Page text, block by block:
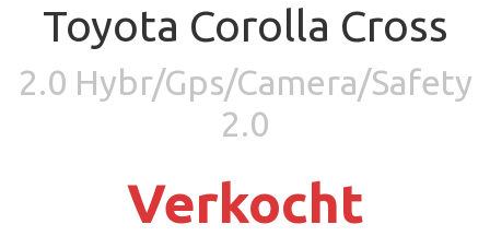
Toyota Corolla Cross
2.0 Hybr/Gps/Camera/Safety
2.0
Verkocht